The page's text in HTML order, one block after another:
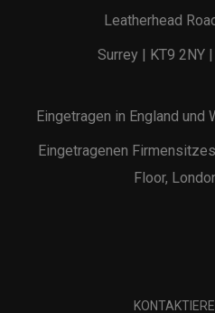
Leatherhead
Surrey | KT9 2NY
Eingetragen in England und
Eingetragenen
Floor,